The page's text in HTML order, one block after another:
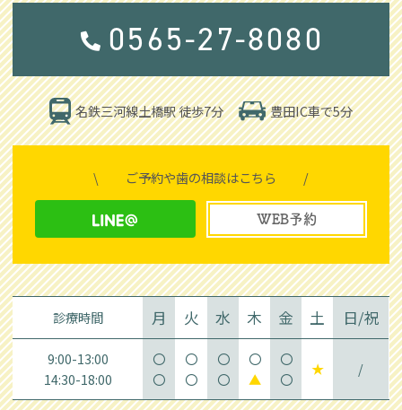
0565-27-8080
名鉄三河線土橋駅 徒歩7分 豊田IC車で5分
\ ご予約や歯の相談はこちら /
WEB予約
診療時間 月 火 水 木 金 土 日/祝
9:00-13:00 〇 〇 〇 〇 〇
★ /
14:30-18:00 〇 〇 〇 ▲ 〇